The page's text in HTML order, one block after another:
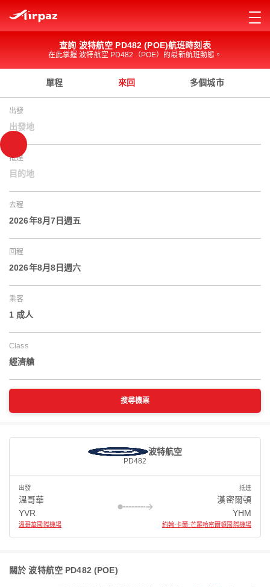
查詢 波特航空 PD482 (POE)航班時刻表
在此掌握 波特航空 PD482（POE）的最新航班動態。
單程 來回 多個城市
出發
出發地
抵達
目的地
去程
2026年8月7日週五
回程
2026年8月8日週六
乘客
1 成人
Class
經濟艙
搜尋機票
波特航空
PD482
出發
溫哥華
YVR
溫哥華國際機場
抵達
漢密爾頓
YHM
約翰·卡爾·芒羅哈密爾頓國際機場
關於 波特航空 PD482 (POE)